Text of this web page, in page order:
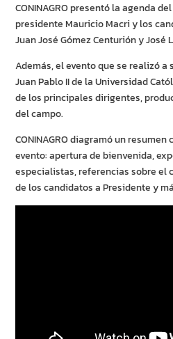
CONINAGRO presentó la agenda
presidente Mauricio Macri y los
Juan José Gómez Centurión y José
Además, el evento que se realizó
Juan Pablo II de la Universidad
de los principales dirigentes,
del campo.
CONINAGRO diagramó un
evento: apertura de bienvenida,
especialistas, referencias sobre el
de los candidatos a Presidente y